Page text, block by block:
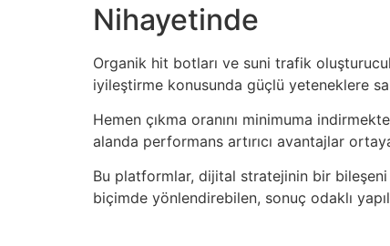
Nihayetinde
Organik hit botları ve suni trafik
iyileştirme konusunda güçlü yeteneklere
Hemen çıkma oranını minimuma
alanda performans artırıcı avantajlar
Bu platformlar, dijital stratejinin bir bileşeni
biçimde yönlendirebilen, sonuç odaklı